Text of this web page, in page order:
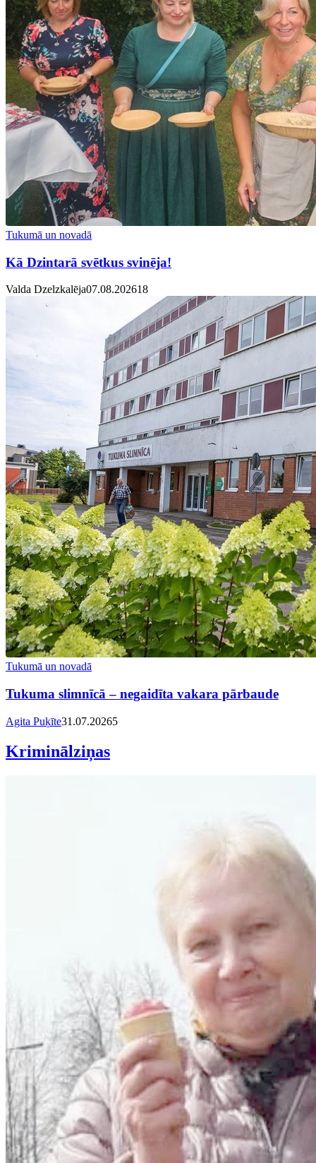
Tukumā un novadā
Kā Dzintarā svētkus svinēja!
Valda Dzelzkalēja07.08.202618
Tukumā un novadā
Tukuma slimnīcā – negaidīta vakara pārbaude
Agita Puķīte31.07.20265
Kriminālziņas